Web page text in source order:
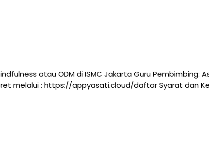
atau ODM di ISMC Jakarta Guru Pembimbing:
melalui : https://appyasati.cloud/daftar Syarat